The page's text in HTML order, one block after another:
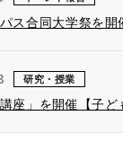
ス合同大学祭を開
研究・授業
座」を開催【子ど